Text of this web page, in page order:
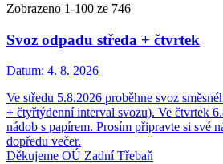
Zobrazeno 1-100 ze 746
Svoz odpadu středa + čtvrtek
Datum: 4. 8. 2026
Ve středu 5.8.2026 proběhne svoz
+ čtyřtýdenní interval svozu). Ve čtvrtek
nádob s papírem. Prosím připravte si své
dopředu večer.
Děkujeme OÚ Zadní Třebaň